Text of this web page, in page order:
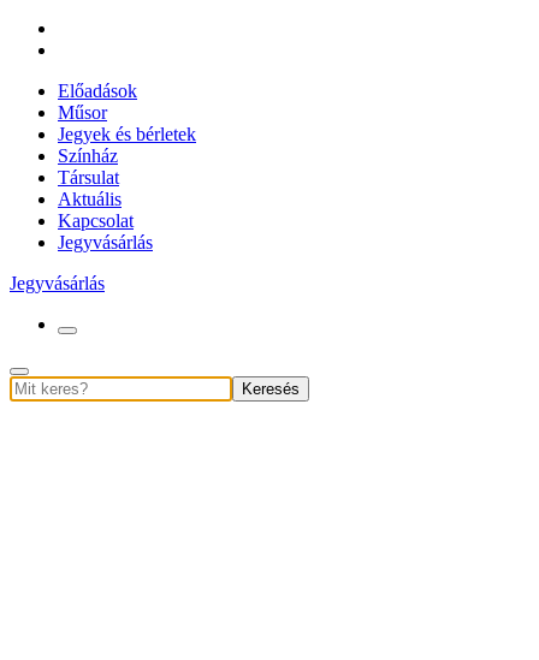
Előadások
Műsor
Jegyek és bérletek
Színház
Társulat
Aktuális
Kapcsolat
Jegyvásárlás
Jegyvásárlás
Keresés